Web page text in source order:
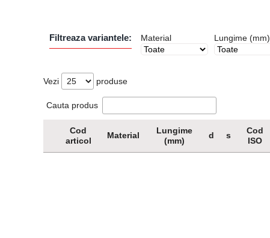
Filtreaza variantele: Material Lungime (mm)
Vezi produse
Cauta produs
Cod
articol
Material
Lungime
(mm)
d s
Cod
ISO